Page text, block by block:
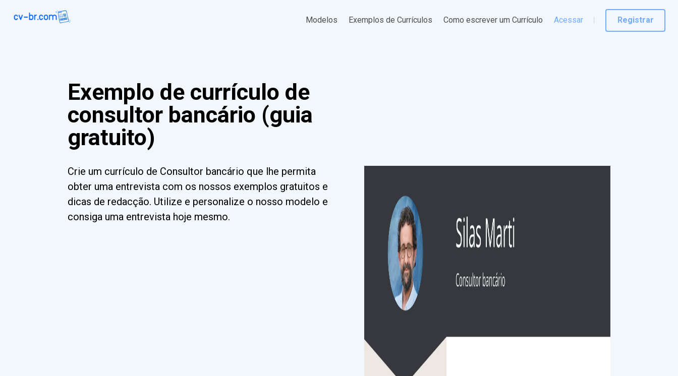
Modelos Exemplos de Currículos Como escrever um Currículo Acessar Registrar
Exemplo de currículo de
consultor bancário (guia
gratuito)
Crie um currículo de Consultor bancário que lhe permita
obter uma entrevista com os nossos exemplos gratuitos e
dicas de redacção. Utilize e personalize o nosso modelo e
consiga uma entrevista hoje mesmo.